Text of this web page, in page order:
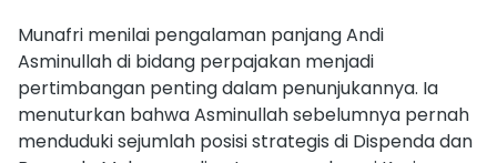
Munafri menilai pengalaman panjang Andi
Asminullah di bidang perpajakan menjadi
pertimbangan penting dalam penunjukannya. Ia
menuturkan bahwa Asminullah sebelumnya pernah
menduduki sejumlah posisi strategis di Dispenda dan